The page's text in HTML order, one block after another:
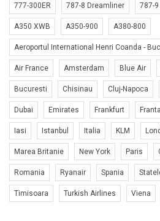
777-300ER 787-8 Dreamliner 787-
A350 XWB A350-900 A380-800
Aeroportul International Henri Coanda -
Air France Amsterdam Blue Air
Bucuresti Chisinau Cluj-Napoca
Dubai Emirates Frankfurt Franta
Iasi Istanbul Italia KLM
Marea Britanie New York Paris
Romania Ryanair Spania
Timisoara Turkish Airlines Viena